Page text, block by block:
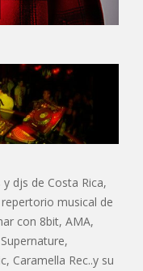
djs de Costa Rica,
musical de
con 8bit, AMA,
Caramella Rec..y su